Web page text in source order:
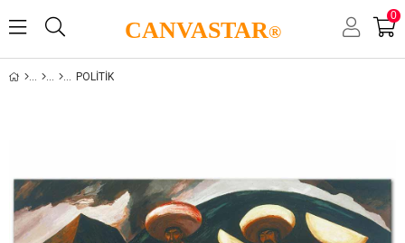
CANVASTAR®
0
POLITIK